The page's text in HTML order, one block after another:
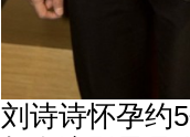
刘诗诗怀孕约